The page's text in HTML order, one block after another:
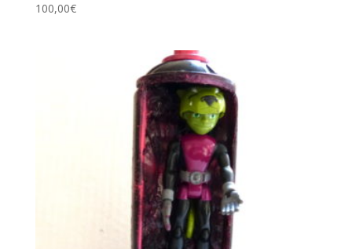
100,00€